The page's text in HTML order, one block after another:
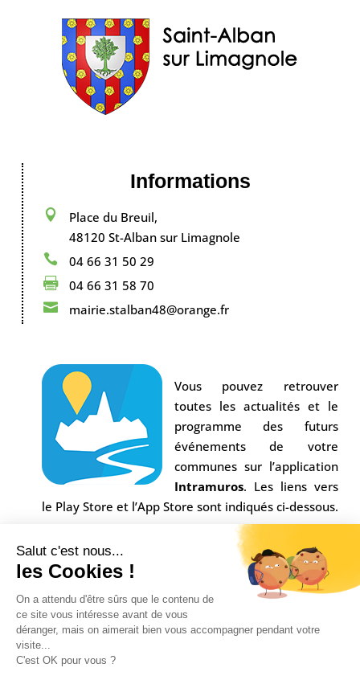
Salut c'est nous...
les Cookies !
On a attendu d'être sûrs que le contenu de
ce site vous intéresse avant de vous
déranger, mais on aimerait bien vous accompagner pendant votre
visite...
C'est OK pour vous ?
Informations

Place du Breuil,
48120 St-Alban sur Limagnole
 04 66 31 50 29
 04 66 31 58 70
 mairie.stalban48@orange.fr
Vous pouvez retrouver
toutes les actualités et le
programme des futurs
événements de votre
communes sur l’application
Intramuros. Les liens vers
le Play Store et l’App Store sont indiqués ci-dessous.